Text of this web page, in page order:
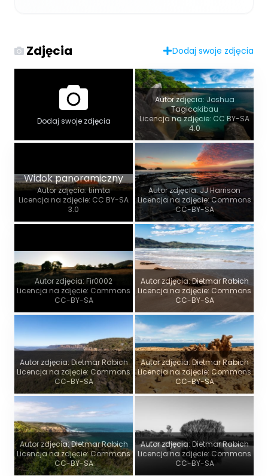
Zdjęcia Dodaj swoje zdjęcia
Dodaj swoje zdjęcia
Autor zdjęcia: Joshua
Tagicakibau
Licencja na zdjęcie: CC BY-SA
4.0
Widok panoramiczny
Autor zdjęcia: tiimta
Licencja na zdjęcie: CC BY-SA
3.0
Autor zdjęcia: JJ Harrison
Licencja na zdjęcie: Commons
CC-BY-SA
Autor zdjęcia: Fir0002
Licencja na zdjęcie: Commons
CC-BY-SA
Autor zdjęcia: Dietmar Rabich
Licencja na zdjęcie: Commons
CC-BY-SA
Autor zdjęcia: Dietmar Rabich
Licencja na zdjęcie: Commons
CC-BY-SA
Autor zdjęcia: Dietmar Rabich
Licencja na zdjęcie: Commons
CC-BY-SA
Autor zdjęcia: Dietmar Rabich
Licencja na zdjęcie: Commons
CC-BY-SA
Autor zdjęcia: Dietmar Rabich
Licencja na zdjęcie: Commons
CC-BY-SA